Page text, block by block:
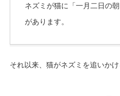
ネズミが猫に「一月二日の
があります。
それ以来、猫がネズミを追いかけ